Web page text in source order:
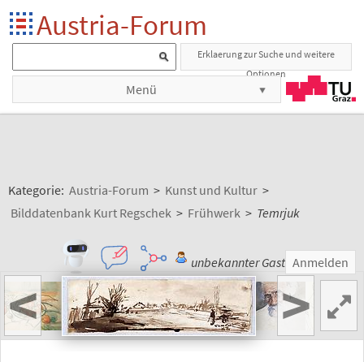
Austria-Forum
Erklaerung zur Suche und weitere
Optionen
Menü
Kategorie: Austria-Forum > Kunst und Kultur >
Bilddatenbank Kurt Regschek > Frühwerk > Temrjuk
unbekannter Gast Anmelden
< >